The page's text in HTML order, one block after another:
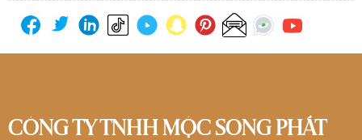
CÔNG TY TNHH MỘC SONG PHÁT